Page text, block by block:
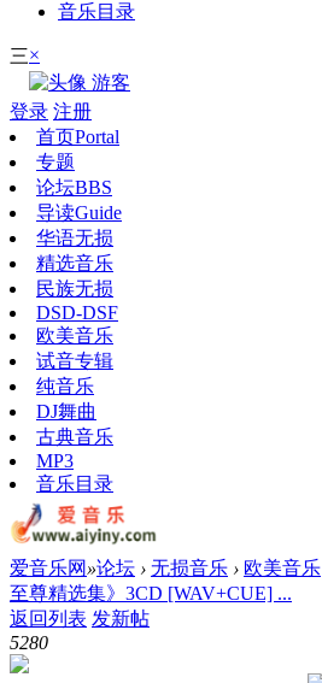
音乐目录
三×
游客
登录 注册
首页Portal
专题
论坛BBS
导读Guide
华语无损
精选音乐
民族无损
DSD-DSF
欧美音乐
试音专辑
纯音乐
DJ舞曲
古典音乐
MP3
音乐目录
爱音乐网 »论坛 › 无损音乐 › 欧美音乐
至尊精选集》3CD [WAV+CUE] ...
返回列表 发新帖
5280